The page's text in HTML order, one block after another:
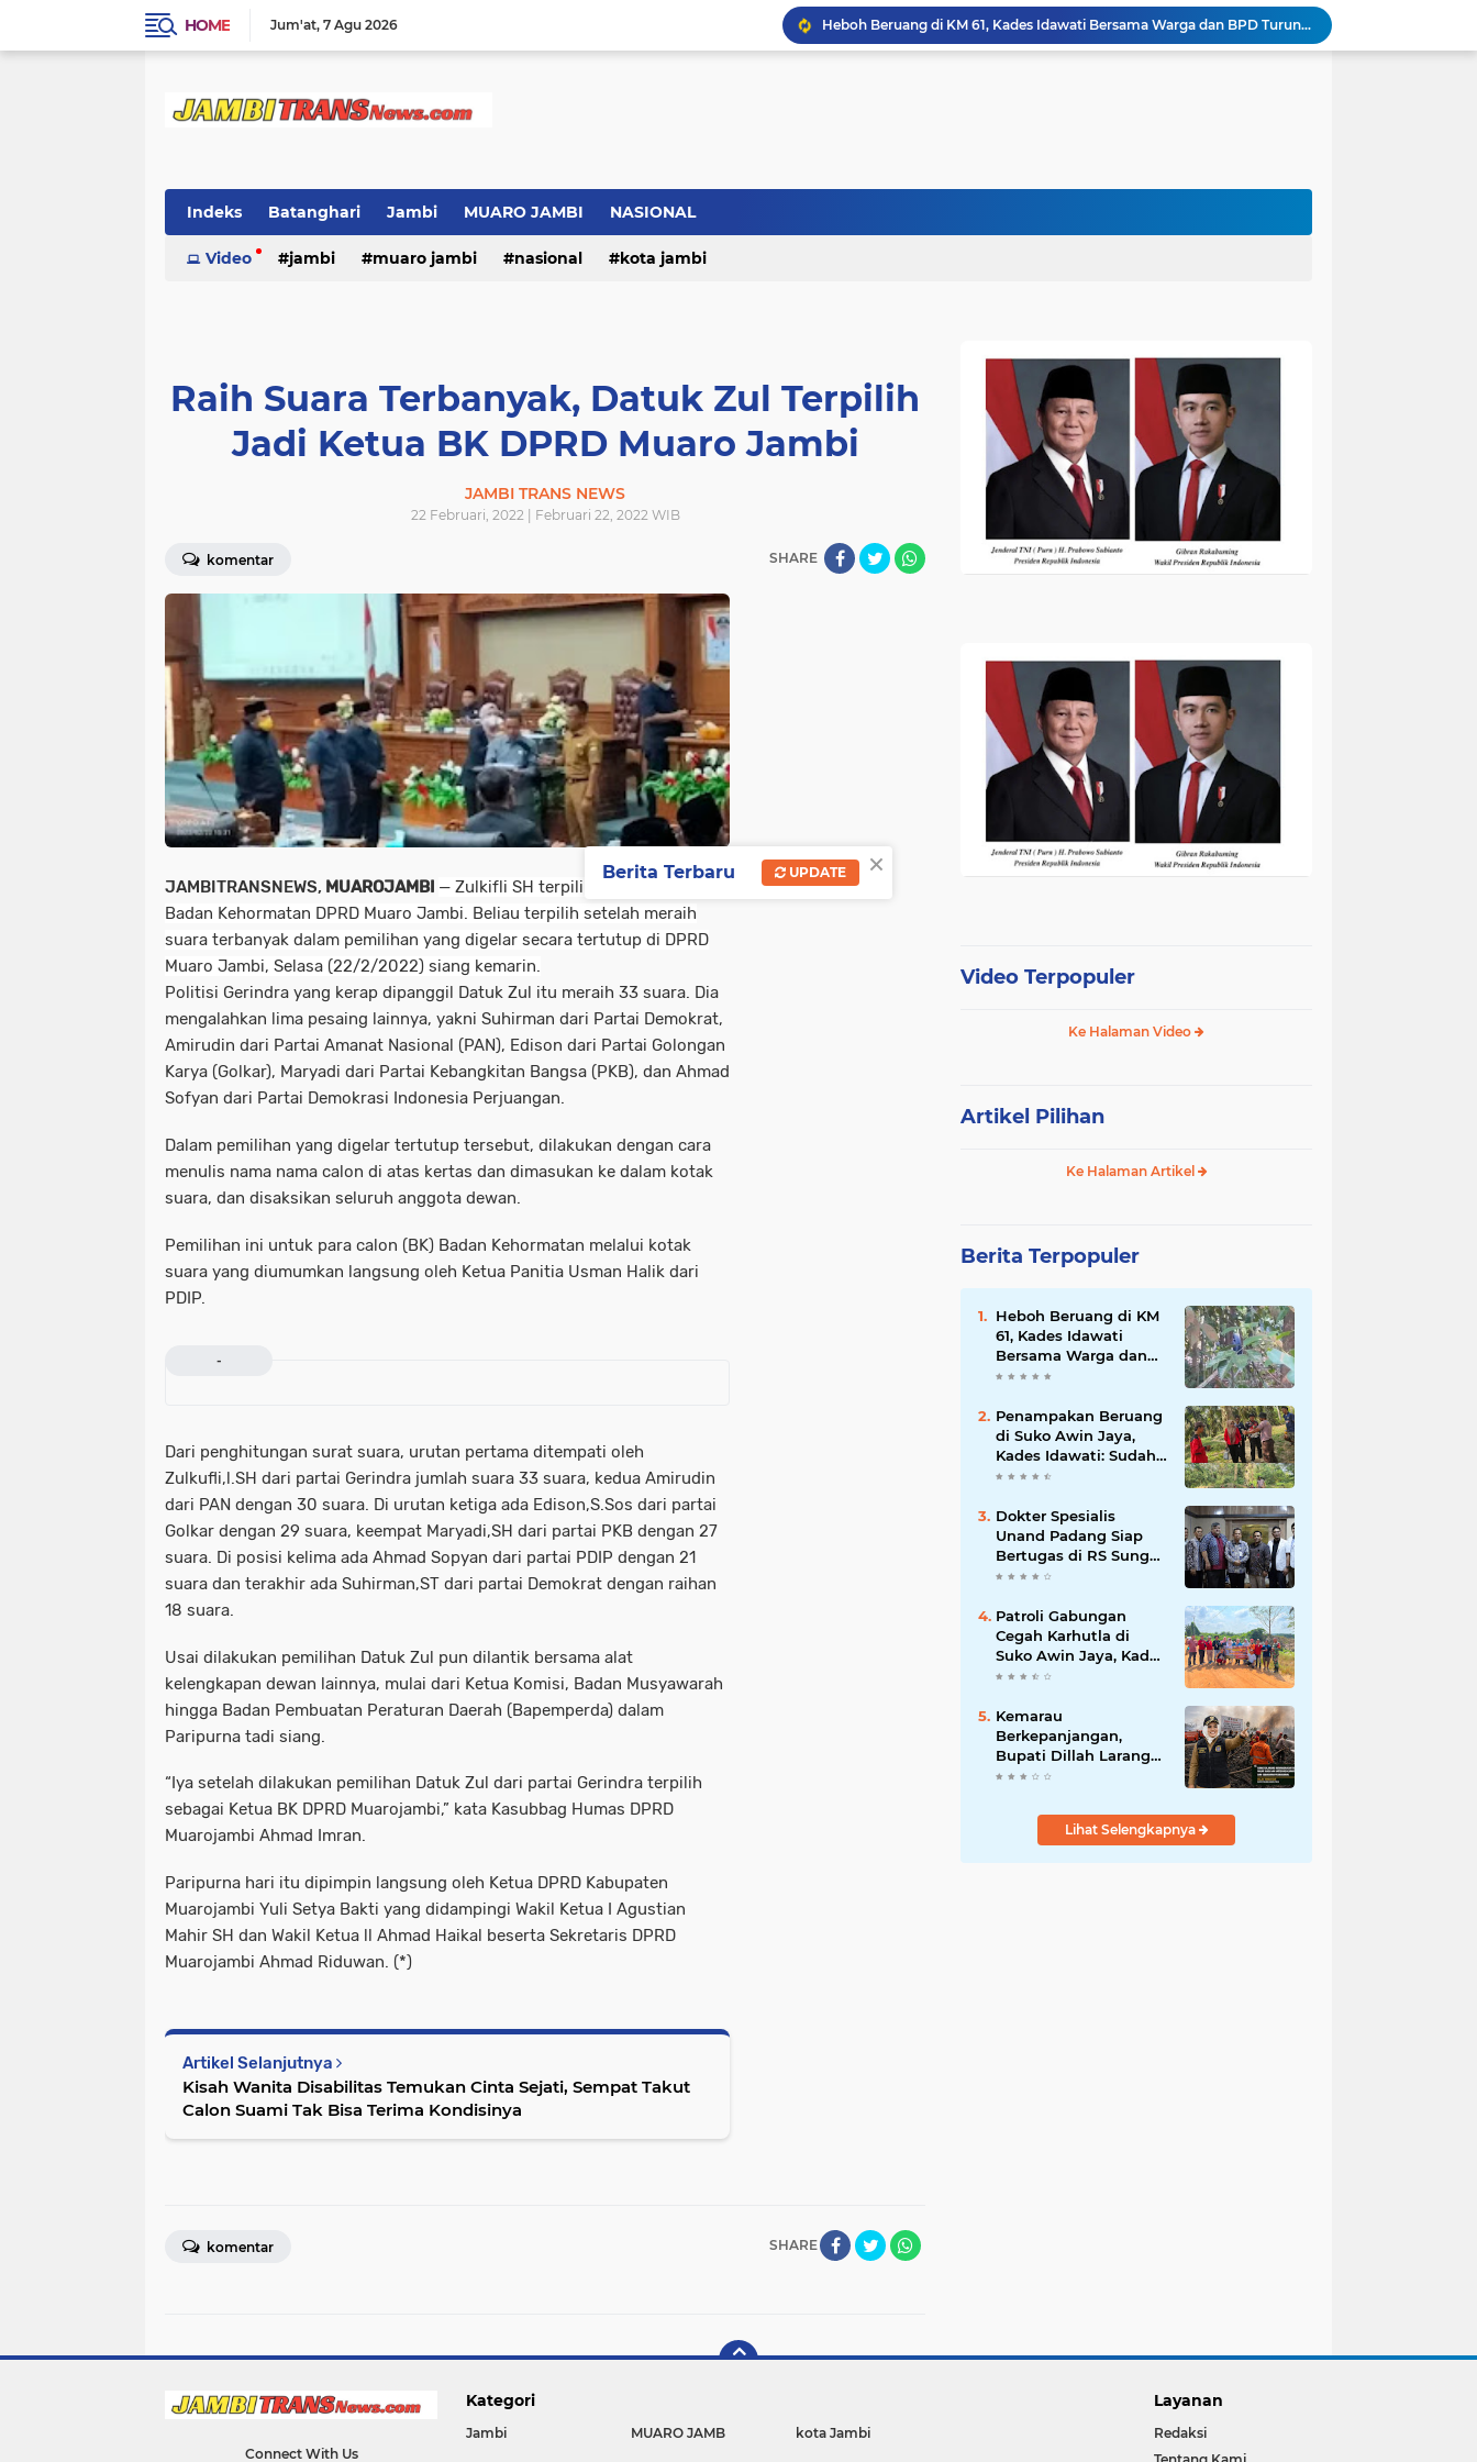
HOME Jum'at 7 Agu 2026
Heboh Beruang di KM 61, Kades Idawati Bersama Warga dan BPD Turun Langsung ke Lokasi
Bupati BBS Perkenalkan Program BERBAKTI di HUT Desa Mingkung Jaya
26 Menit Tuntas! Damkar Sungai Bahar Evakuasi Ular di Halaman Rumah Warga
Indeks Batanghari Jambi MUARO JAMBI NASIONAL
Video jambi muaro jambi nasional kota jambi
Raih Suara Terbanyak, Datuk Zul Terpilih
Jadi Ketua BK DPRD Muaro Jambi
JAMBI TRANS NEWS
22 Februari, 2022 | Februari 22, 2022 WIB
komentar SHARE
JAMBITRANSNEWS, MUAROJAMBI — Zulkifli SH terpilih sebagai Ketua
Badan Kehormatan DPRD Muaro Jambi. Beliau terpilih setelah meraih
suara terbanyak dalam pemilihan yang digelar secara tertutup di DPRD
Muaro Jambi, Selasa (22/2/2022) siang kemarin.
Politisi Gerindra yang kerap dipanggil Datuk Zul itu meraih 33 suara. Dia
mengalahkan lima pesaing lainnya, yakni Suhirman dari Partai Demokrat,
Amirudin dari Partai Amanat Nasional (PAN), Edison dari Partai Golongan
Karya (Golkar), Maryadi dari Partai Kebangkitan Bangsa (PKB), dan Ahmad
Sofyan dari Partai Demokrasi Indonesia Perjuangan.
Dalam pemilihan yang digelar tertutup tersebut, dilakukan dengan cara
menulis nama nama calon di atas kertas dan dimasukan ke dalam kotak
suara, dan disaksikan seluruh anggota dewan.
Pemilihan ini untuk para calon (BK) Badan Kehormatan melalui kotak
suara yang diumumkan langsung oleh Ketua Panitia Usman Halik dari
PDIP.
-
Dari penghitungan surat suara, urutan pertama ditempati oleh
Zulkufli,l.SH dari partai Gerindra jumlah suara 33 suara, kedua Amirudin
dari PAN dengan 30 suara. Di urutan ketiga ada Edison,S.Sos dari partai
Golkar dengan 29 suara, keempat Maryadi,SH dari partai PKB dengan 27
suara. Di posisi kelima ada Ahmad Sopyan dari partai PDIP dengan 21
suara dan terakhir ada Suhirman,ST dari partai Demokrat dengan raihan
18 suara.
Usai dilakukan pemilihan Datuk Zul pun dilantik bersama alat
kelengkapan dewan lainnya, mulai dari Ketua Komisi, Badan Musyawarah
hingga Badan Pembuatan Peraturan Daerah (Bapemperda) dalam
Paripurna tadi siang.
“Iya setelah dilakukan pemilihan Datuk Zul dari partai Gerindra terpilih
sebagai Ketua BK DPRD Muarojambi,” kata Kasubbag Humas DPRD
Muarojambi Ahmad Imran.
Paripurna hari itu dipimpin langsung oleh Ketua DPRD Kabupaten
Muarojambi Yuli Setya Bakti yang didampingi Wakil Ketua I Agustian
Mahir SH dan Wakil Ketua ll Ahmad Haikal beserta Sekretaris DPRD
Muarojambi Ahmad Riduwan. (*)
Artikel Selanjutnya
Kisah Wanita Disabilitas Temukan Cinta Sejati, Sempat Takut
Calon Suami Tak Bisa Terima Kondisinya
SHARE
komentar
Video Terpopuler
Ke Halaman Video
Artikel Pilihan
Ke Halaman Artikel
Berita Terpopuler
Heboh Beruang di KM
61, Kades Idawati
Bersama Warga dan
BPD Turun Langsung
Penampakan Beruang
di Suko Awin Jaya,
Kades Idawati: Sudah
Lapor BKSDA Jambi
Dokter Spesialis
Unand Padang Siap
Bertugas di RS Sungai
Bahar, Bupati BBS
Patroli Gabungan
Cegah Karhutla di
Suko Awin Jaya, Kades
Idawati Gandeng PT
Kemarau
Berkepanjangan,
Bupati Dillah Larang
Camat Tinggalkan
Hadapi Karhutla dan
KebakaranLihat Selengkapnya
Connect With Us
Kategori
Jambi MUARO JAMB kota Jambi
Layanan
Redaksi
×
Berita Terbaru UPDATE